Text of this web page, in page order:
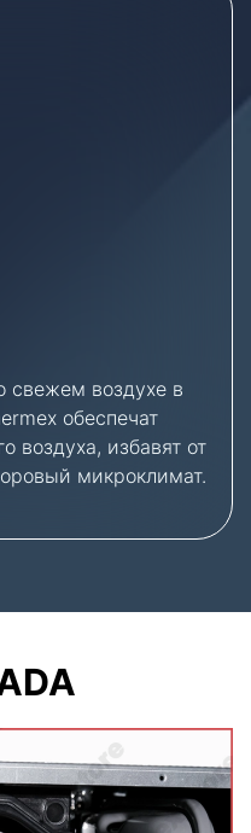
свежем воздухе в
обеспечат
воздуха, избавят от
микроклимат.